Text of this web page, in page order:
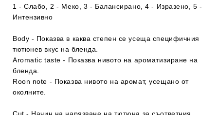
1 - Слабо, 2 - Меко, 3 - Балансирано, 4 - Изразено, 5 -
Интензивно
Body - Показва в каква степен се усеща специфичния
тютюнев вкус на бленда.
Aromatic taste - Показва нивото на ароматизиране на
бленда.
Roon note - Показва нивото на аромат, усещано от
околните.